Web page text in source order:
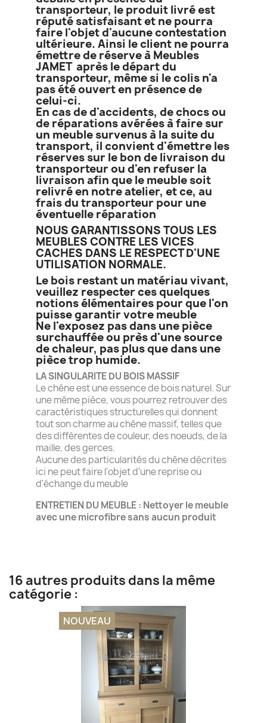
transporteur, le produit livré est
réputé satisfaisant et ne pourra
faire l'objet d'aucune contestation
ultérieure. Ainsi le client ne pourra
émettre de réserve à Meubles
JAMET après le départ du
transporteur, même si le colis n'a
pas été ouvert en présence de
celui-ci.
En cas de d'accidents, de chocs ou
de réparations avérées à faire sur
un meuble survenus à la suite du
transport, il convient d'émettre les
réserves sur le bon de livraison du
transporteur ou d'en refuser la
livraison afin que le meuble soit
relivré en notre atelier, et ce, au
frais du transporteur pour une
éventuelle réparation
NOUS GARANTISSONS TOUS LES
MEUBLES CONTRE LES VICES
CACHES DANS LE RESPECT D'UNE
UTILISATION NORMALE.
Le bois restant un matériau vivant,
veuillez respecter ces quelques
notions élémentaires pour que l'on
puisse garantir votre meuble
Ne l'exposez pas dans une pièce
surchauffée ou près d'une source
de chaleur, pas plus que dans une
pièce trop humide.
LA SINGULARITE DU BOIS MASSIF
Le chêne est une essence de bois naturel. Sur
une même pièce, vous pourrez retrouver des
caractéristiques structurelles qui donnent
tout son charme au chêne massif, telles que
des différentes de couleur, des noeuds, de la
maille, des gerces.
Aucune des particularités du chêne décrites
ici ne peut faire l'objet d'une reprise ou
d'échange du meuble
ENTRETIEN DU MEUBLE : Nettoyer le meuble
avec une microfibre sans aucun produit
16 autres produits dans la même
catégorie :
NOUVEAU